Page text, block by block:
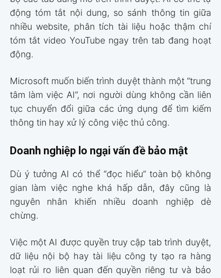
động tóm tắt nội dung, so sánh thông tin giữa
nhiều website, phân tích tài liệu hoặc thậm chí
tóm tắt video YouTube ngay trên tab đang hoạt
động.
Microsoft muốn biến trình duyệt thành một “trung
tâm làm việc AI”, nơi người dùng không cần liên
tục chuyển đổi giữa các ứng dụng để tìm kiếm
thông tin hay xử lý công việc thủ công.
Doanh nghiệp lo ngại vấn đề bảo mật
Dù ý tưởng AI có thể “đọc hiểu” toàn bộ không
gian làm việc nghe khá hấp dẫn, đây cũng là
nguyên nhân khiến nhiều doanh nghiệp dè
chừng.
Việc một AI được quyền truy cập tab trình duyệt,
dữ liệu nội bộ hay tài liệu công ty tạo ra hàng
loạt rủi ro liên quan đến quyền riêng tư và bảo